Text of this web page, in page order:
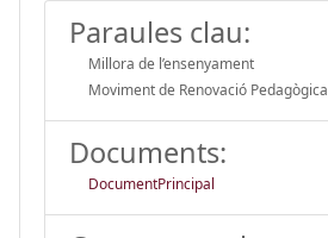
Paraules clau:
Millora de l’ensenyament
Moviment de Renovació Pedagògica
Documents:
DocumentPrincipal